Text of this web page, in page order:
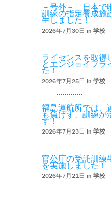
－号外－ 日本で
訓練の指定養成施
生しました！
2026年7月30日 in 学校
ライセンスを取得
とエンジョイフラ
た！
2026年7月25日 in 学校
福島運航所では、
も負けず、訓練が
す！
2026年7月23日 in 学校
官公庁の受託訓練
を実施しました！
2026年7月21日 in 学校